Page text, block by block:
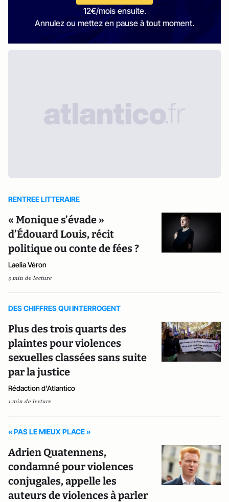
12€/mois ensuite.
Annulez ou mettez en pause à tout moment.
RENTREE LITTERAIRE
« Monique s’évade »
d’Édouard Louis, récit
politique ou conte de fées ?
Laelia Véron
5 min de lecture
DES CHIFFRES QUI INTERROGENT
Plus des trois quarts des
plaintes pour violences
sexuelles classées sans suite
par la justice
Rédaction d'Atlantico
1 min de lecture
« PAS LE MIEUX PLACE »
Adrien Quatennens,
condamné pour violences
conjugales, appelle les
auteurs de violences à parler